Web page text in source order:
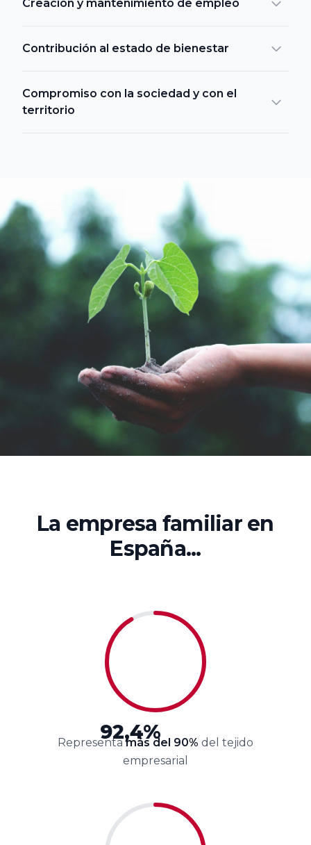
Cervantes
VER TODO
Creación y mantenimiento de empleo
Contribución al estado de bienestar
Compromiso con la sociedad y con el
territorio
La empresa familiar en
España...
92,4%
Representamás del 90% del tejido
empresarial